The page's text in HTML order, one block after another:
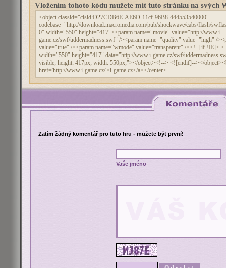
Vložením tohoto kódu mužete mít tuto stránku na svých
Zatím žádný komentář pro tuto hru - můžete být první!
Vaše jméno